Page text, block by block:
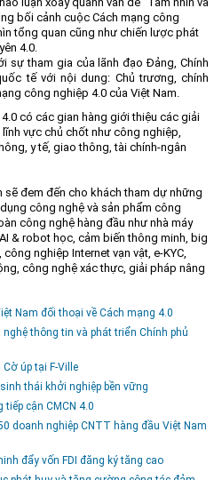
bối cảnh cuộc Cách mạng công
tổng quan cũng như chiến lược phát
4.0.
sự tham gia của lãnh đạo Đảng, Chính
tế với nội dung: Chủ trương, chính
công nghiệp 4.0 của Việt Nam.
có các gian hàng giới thiệu các giải
vực chủ chốt như công nghiệp,
y tế, giao thông, tài chính-ngân
sẽ đem đến cho khách tham dự những
công nghệ và sản phẩm công
công nghệ hàng đầu như nhà máy
& robot học, cảm biến thông minh, big
nghiệp Internet vạn vật, e-KYC,
công nghệ xác thực, giải pháp nâng
Nam đối thoại về Cách mạng 4.0
nghệ thông tin và phát triển Chính phủ
úp tại F-Ville
thái khởi nghiệp bền vững
tiếp cận CMCN 4.0
doanh nghiệp CNTT hàng đầu Việt Nam
đẩy vốn FDI đăng ký tăng cao